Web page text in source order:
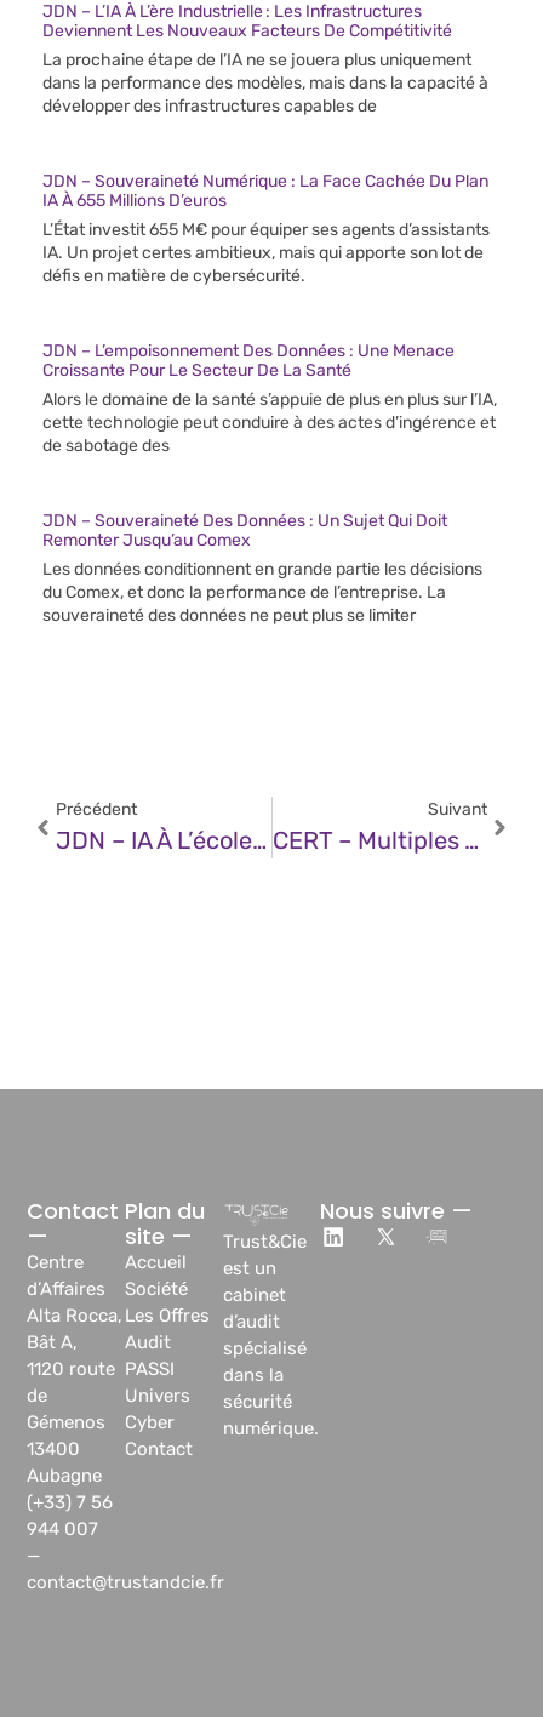
JDN – L’IA À L’ère Industrielle : Les Infrastructures
Deviennent Les Nouveaux Facteurs De Compétitivité
La prochaine étape de l’IA ne se jouera plus uniquement
dans la performance des modèles, mais dans la capacité à
développer des infrastructures capables de
JDN – Souveraineté Numérique : La Face Cachée Du Plan
IA À 655 Millions D’euros
L’État investit 655 M€ pour équiper ses agents d’assistants
IA. Un projet certes ambitieux, mais qui apporte son lot de
défis en matière de cybersécurité.
JDN – L’empoisonnement Des Données : Une Menace
Croissante Pour Le Secteur De La Santé
Alors le domaine de la santé s’appuie de plus en plus sur l’IA,
cette technologie peut conduire à des actes d’ingérence et
de sabotage des
JDN – Souveraineté Des Données : Un Sujet Qui Doit
Remonter Jusqu’au Comex
Les données conditionnent en grande partie les décisions
du Comex, et donc la performance de l’entreprise. La
souveraineté des données ne peut plus se limiter
Précédent
JDN – IA À L’école : La Transformation De La Familiarité En Appropriation
Suivant
CERT – Multiples Vulnérabilités Dans Les Produits Atlassian (19 Novembre 2025)
Trust&Cie
est un
cabinet
d’audit
spécialisé
dans la
sécurité
numérique.
Plan du
site —
Accueil
Société
Les Offres
Audit
PASSI
Univers
Cyber
Contact
Contact
—
Centre
d’Affaires
Alta Rocca,
Bât A,
1120 route
de
Gémenos
13400
Aubagne
(+33) 7 56
944 007
—
contact@trustandcie.fr
Nous suivre —